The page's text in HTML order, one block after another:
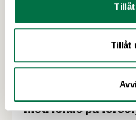
Tillåt
Utlysningar:
med fokus på